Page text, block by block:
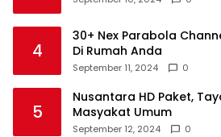
4
30+ Nex Parabola
Di Rumah Anda
September 11, 2024 0
5
Nusantara HD Paket,
Masyakat Umum
September 12, 2024 0